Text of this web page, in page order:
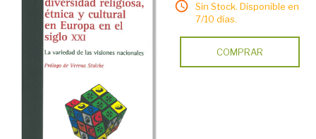
Sin Stock. Disponible en
7/10 días.
COMPRAR